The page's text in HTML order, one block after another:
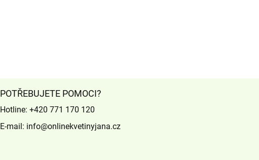
POTŘEBUJETE POMOCI?
Hotline:+420 771 170 120
E-mail: info@onlinekvetinyjana.cz